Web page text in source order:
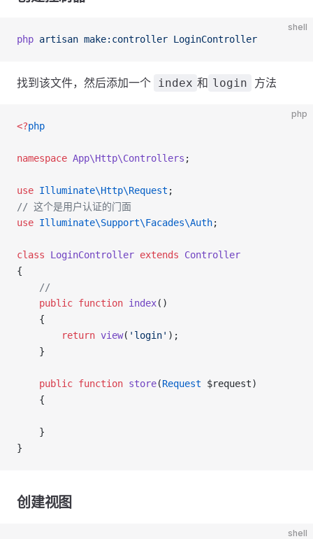
shell
php artisan make:controller LoginController
找到该文件，然后添加一个 index 和 login 方法
php
<?php
namespace App\Http\Controllers ;
use Illuminate\Http\Request ;
// 这个是用户认证的门面
use Illuminate\Support\Facades\Auth;
class LoginController extends Controller
{
    //
    public
function index()
    {
        return
view( 'login' );
    }
    public
function store(Request $request)
    {
    }
}
创建视图
shell